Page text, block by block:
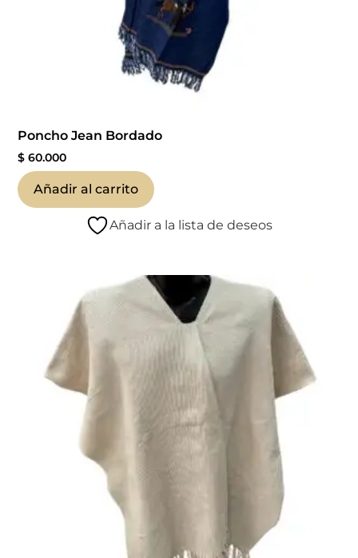
Poncho Jean Bordado
$ 60.000
Añadir al carrito
Añadir a la lista de deseos